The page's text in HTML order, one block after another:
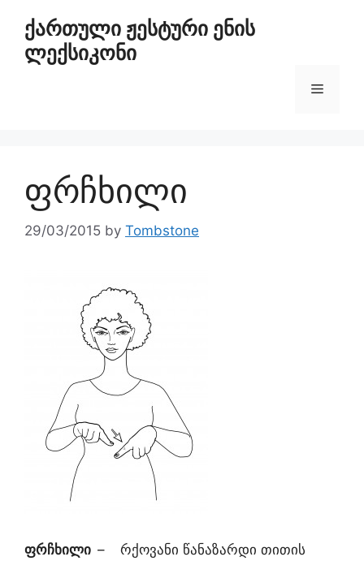
ქართული ჟესტური ენის
ლექსიკონი
ფრჩხილი
29/03/2015 by Tombstone
ფრჩხილი –
რქოვანი წანაზარდი თითის